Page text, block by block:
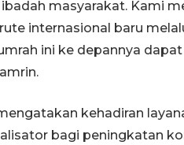
masyarakat. Kami
internasional baru
ini ke depannya
kehadiran
bagi peningkatan